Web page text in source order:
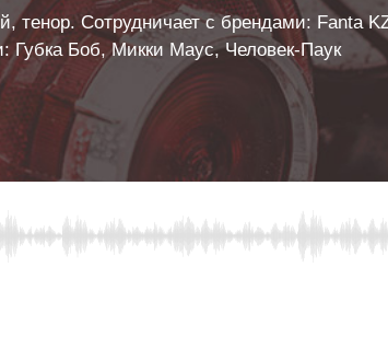
тенор. Сотрудничает с брендами: Fanta
Боб, Микки Маус, Человек-Паук